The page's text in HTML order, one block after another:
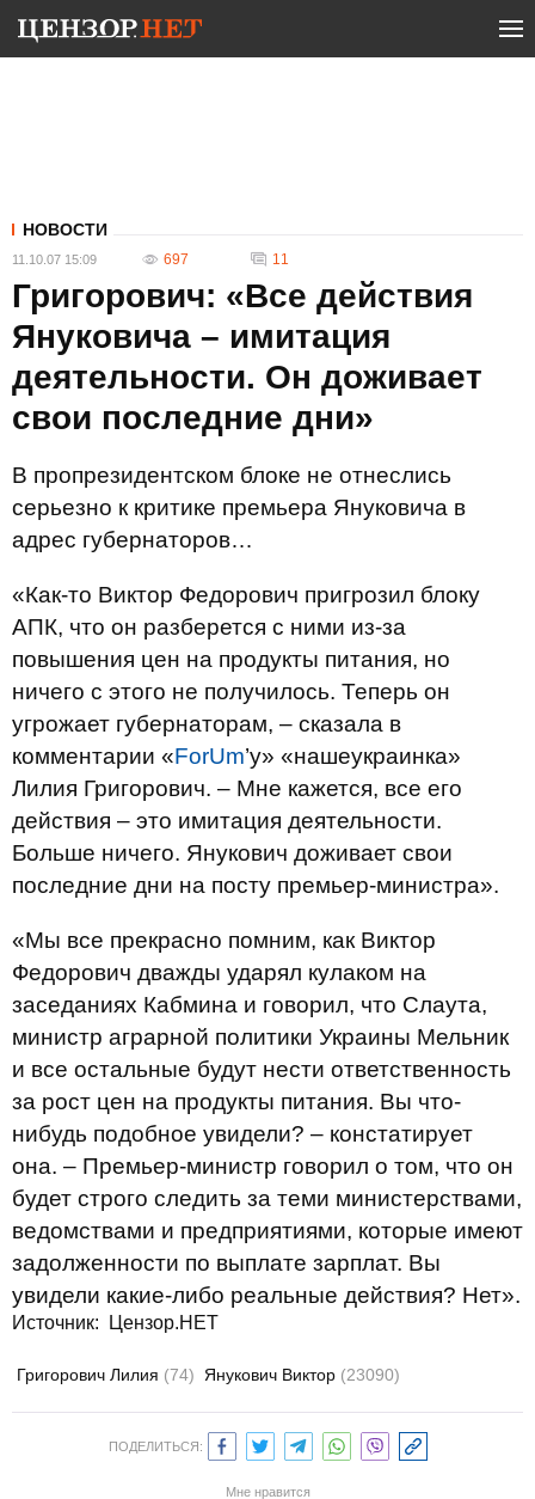
НОВОСТИ
11.10.07 15:09 697 11
Григорович: «Все действия
Януковича – имитация
деятельности. Он доживает
свои последние дни»
В пропрезидентском блоке не отнеслись
серьезно к критике премьера Януковича в
адрес губернаторов…
«Как-то Виктор Федорович пригрозил блоку
АПК, что он разберется с ними из-за
повышения цен на продукты питания, но
ничего с этого не получилось. Теперь он
угрожает губернаторам, – сказала в
комментарии «ForUm’у» «нашеукраинка»
Лилия Григорович. – Мне кажется, все его
действия – это имитация деятельности.
Больше ничего. Янукович доживает свои
последние дни на посту премьер-министра».
«Мы все прекрасно помним, как Виктор
Федорович дважды ударял кулаком на
заседаниях Кабмина и говорил, что Слаута,
министр аграрной политики Украины Мельник
и все остальные будут нести ответственность
за рост цен на продукты питания. Вы что-
нибудь подобное увидели? – констатирует
она. – Премьер-министр говорил о том, что он
будет строго следить за теми министерствами,
ведомствами и предприятиями, которые имеют
задолженности по выплате зарплат. Вы
увидели какие-либо реальные действия? Нет».
Источник: Цензор.НЕТ
Григорович Лилия (74) Янукович Виктор (23090)
ПОДЕЛИТЬСЯ:
Мне нравится